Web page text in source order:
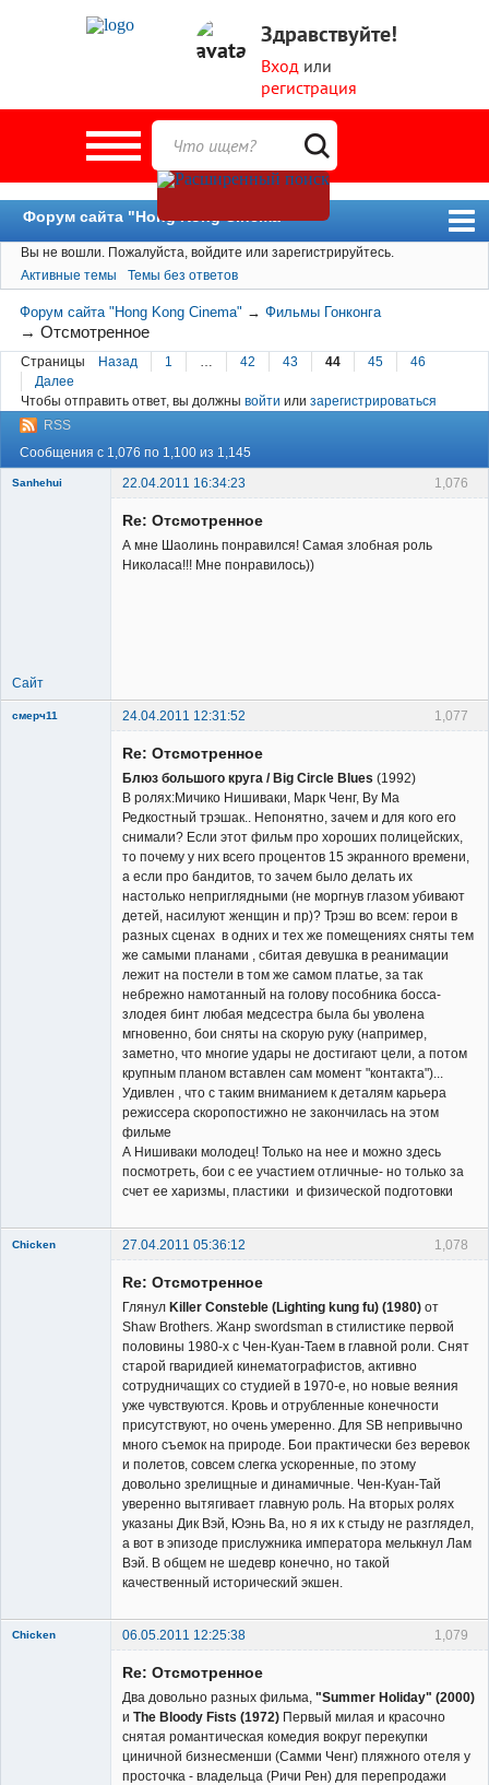
Здравствуйте!
Вход или
регистрация
Форум сайта "Hong Kong Cinema"
Форум
Новости
Пользователи
Поиск
Вы не вошли. Пожалуйста, войдите или зарегистрируйтесь.
Активные темы
Темы без ответов
Форум сайта "Hong Kong Cinema" →Фильмы Гонконга
→Отсмотренное
Страницы Назад 1 42 43 44 45
46
Далее
Чтобы отправить ответ, вы должны войти или зарегистрироваться
RSS
Сообщения с 1,076 по 1,100 из 1,145
1,076
Sanhehui 22.04.2011 16:34:23
Re: Отсмотренное
А мне Шаолинь понравился! Самая злобная роль
Николаса!!! Мне понравилось))
Сайт
1,077
смерч11
24.04.2011 12:31:52
Re: Отсмотренное
Блюз большого круга / Big Circle Blues (1992)
В ролях:Мичико Нишиваки, Марк Ченг, Ву Ма
Редкостный трэшак.. Непонятно, зачем и для кого его
снимали? Если этот фильм про хороших полицейских,
то почему у них всего процентов 15 экранного времени,
а если про бандитов, то зачем было делать их
настолько неприглядными (не моргнув глазом убивают
детей, насилуют женщин и пр)? Трэш во всем: герои в
разных сценах в одних и тех же помещениях сняты тем
же самыми планами , сбитая девушка в реанимации
лежит на постели в том же самом платье, за так
небрежно намотанный на голову пособника босса-
злодея бинт любая медсестра была бы уволена
мгновенно, бои сняты на скорую руку (например,
заметно, что многие удары не достигают цели, а потом
крупным планом вставлен сам момент "контакта")...
Удивлен , что с таким вниманием к деталям карьера
режиссера скоропостижно не закончилась на этом
фильме
А Нишиваки молодец! Только на нее и можно здесь
посмотреть, бои с ее участием отличные- но только за
счет ее харизмы, пластики и физической подготовки
1,078
Chicken
27.04.2011 05:36:12
Re: Отсмотренное
Глянул Killer Consteble (Lighting kung fu) (1980) от
Shaw Brothers. Жанр swordsman в стилистике первой
половины 1980-х с Чен-Куан-Таем в главной роли. Снят
старой гваридией кинематографистов, активно
сотрудничащих со студией в 1970-е, но новые веяния
уже чувствуются. Кровь и отрубленные конечности
присутствуют, но очень умеренно. Для SB непривычно
много съемок на природе. Бои практически без веревок
и полетов, совсем слегка ускоренные, по этому
довольно зрелищные и динамичные. Чен-Куан-Тай
уверенно вытягивает главную роль. На вторых ролях
указаны Дик Вэй, Юэнь Ва, но я их к стыду не разглядел,
а вот в эпизоде прислужника императора мелькнул Лам
Вэй. В общем не шедевр конечно, но такой
качественный исторический экшен.
1,079
Chicken
06.05.2011 12:25:38
Re: Отсмотренное
Два довольно разных фильма, "Summer Holiday" (2000)
и The Bloody Fists (1972) Первый милая и красочно
снятая романтическая комедия вокруг перекупки
циничной бизнесменши (Самми Ченг) пляжного отеля у
просточка - владельца (Ричи Рен) для перепродажи